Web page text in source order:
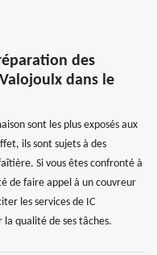
des
dans le
sont les plus exposés aux
ils sont sujets à des
Si vous êtes confronté à
de faire appel à un couvreur
les services de IC
qualité de ses tâches.